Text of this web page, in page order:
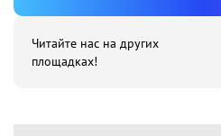
Читайте нас на других
площадках!